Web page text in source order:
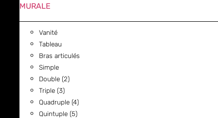
MURALE
Vanité
Tableau
Bras articulés
Simple
Double (2)
Triple (3)
Quadruple (4)
Quintuple (5)